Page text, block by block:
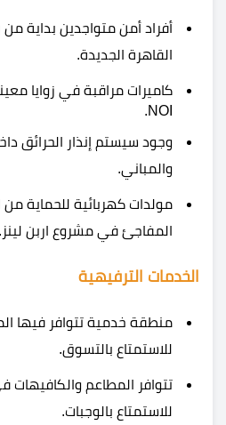
أفراد أمن متواجدين بداية
القاهرة الجديدة.
كاميرات مراقبة في زوايا
NOI.
وجود سيستم إنذار الحرائق
والمباني.
مولدات كهربائية للحماية من
المفاجئ في مشروع اربن لينز.
الخدمات الترفيهية
منطقة خدمية تتوافر فيها
للاستمتاع بالتسوق.
تتوافر المطاعم
للاستمتاع بالوجبات.